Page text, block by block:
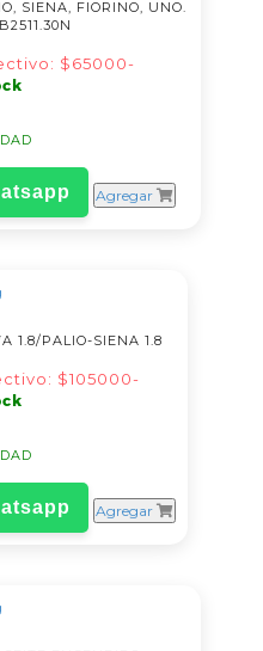
SIENA, FIORINO, UNO.
$65000-
Agregar
1.8/PALIO-SIENA 1.8
$105000-
Agregar